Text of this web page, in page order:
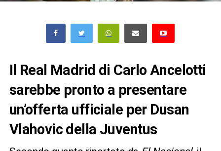
Il Real Madrid di Carlo Ancelotti
sarebbe pronto a presentare
un’offerta ufficiale per Dusan
Vlahovic della Juventus